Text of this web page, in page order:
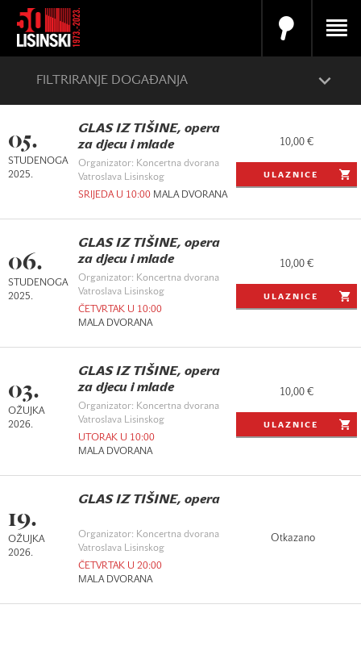
FILTRIRANJE DOGAĐANJA
05.
STUDENOGA
2025.
GLAS IZ TIŠINE, opera
za djecu i mlade
Organizator: Koncertna dvorana
Vatroslava Lisinskog
SRIJEDA U 10:00 MALA DVORANA
10,00 €
ULAZNICE
06.
STUDENOGA
2025.
GLAS IZ TIŠINE, opera
za djecu i mlade
Organizator: Koncertna dvorana
Vatroslava Lisinskog
ČETVRTAK U 10:00
MALA DVORANA
10,00 €
ULAZNICE
03.
OŽUJKA
2026.
GLAS IZ TIŠINE, opera
za djecu i mlade
Organizator: Koncertna dvorana
Vatroslava Lisinskog
UTORAK U 10:00
MALA DVORANA
10,00 €
ULAZNICE
19.
OŽUJKA
2026.
GLAS IZ TIŠINE, opera
Organizator: Koncertna dvorana
Vatroslava Lisinskog
ČETVRTAK U 20:00
MALA DVORANA
Otkazano